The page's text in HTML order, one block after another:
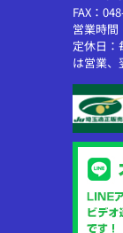
FAX：
営業時間
定休日
は営業、